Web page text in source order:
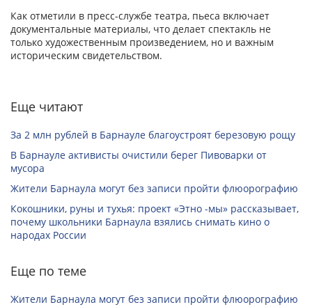
Как отметили в пресс-службе театра, пьеса включает
документальные материалы, что делает спектакль не
только художественным произведением, но и важным
историческим свидетельством.
Еще читают
За 2 млн рублей в Барнауле благоустроят березовую рощу
В Барнауле активисты очистили берег Пивоварки от
мусора
Жители Барнаула могут без записи пройти флюорографию
Кокошники, руны и тухья: проект «Этно -мы» рассказывает,
почему школьники Барнаула взялись снимать кино о
народах России
Еще по теме
Жители Барнаула могут без записи пройти флюорографию